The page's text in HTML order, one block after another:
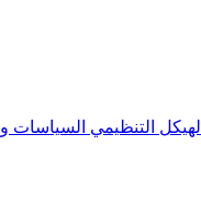
الهيكل التنظيمي السياسات